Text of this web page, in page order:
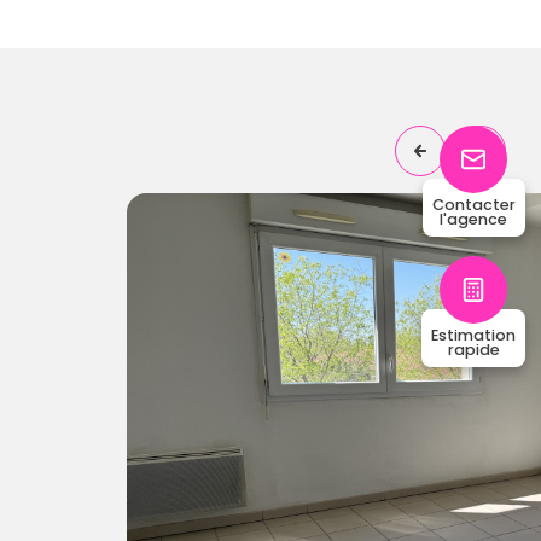
chambre(s)
63
m²
Contacter
l'agence
Estimation
rapide